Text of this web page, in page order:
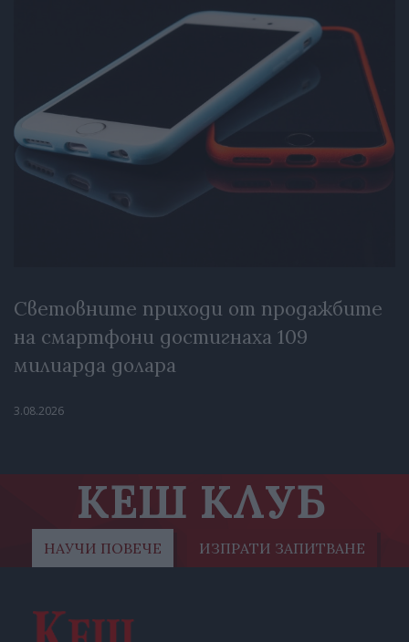
Световните приходи от продажбите
на смартфони достигнаха 109
милиарда долара
3.08.2026
КЕШ КЛУБ
НАУЧИ ПОВЕЧЕ ИЗПРАТИ ЗАПИТВАНЕ